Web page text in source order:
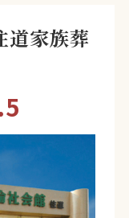
道家族葬